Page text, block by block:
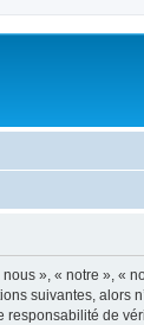
», « notre », «
suivantes,
de